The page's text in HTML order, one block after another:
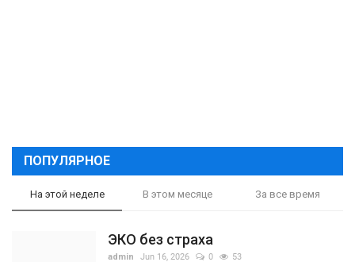
ПОПУЛЯРНОЕ
На этой неделе В этом месяце За все время
ЭКО без страха
admin Jun 16, 2026 0 53